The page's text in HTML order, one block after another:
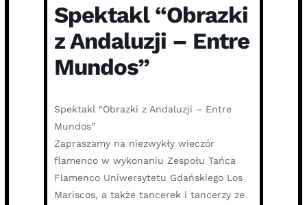
Spektakl “Obrazki
z Andaluzji – Entre
Mundos”
Spektakl “Obrazki z Andaluzji – Entre
Mundos”
Zapraszamy na niezwykły wieczór
flamenco w wykonaniu Zespołu Tańca
Flamenco Uniwersytetu Gdańskiego Los
Mariscos, a także tancerek i tancerzy ze